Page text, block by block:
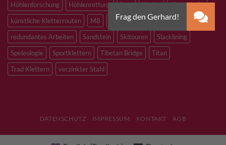
Höhlenforschung
Höhlenrettung Inox Kevlar
Kletterhalle
künstliche Kletterrouten
M8 M10 M12 Notfall
PLX
redundantes Arbeiten
Sandstein Skitouren
Slacklining
Speleologie
Sportklettern Tibetan Bridge
Titan
Trad Klettern
verzinkter Stahl
DATENSCHUTZ IMPRESSUM KONTAKT AGB